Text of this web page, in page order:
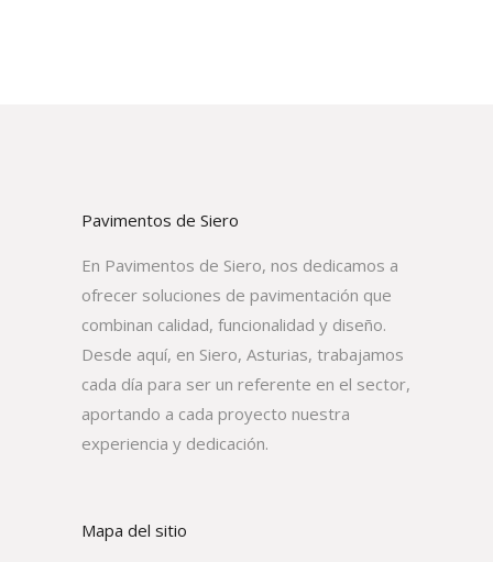
Pavimentos de Siero
En Pavimentos de Siero, nos dedicamos a
ofrecer soluciones de pavimentación que
combinan calidad, funcionalidad y diseño.
Desde aquí, en Siero, Asturias, trabajamos
cada día para ser un referente en el sector,
aportando a cada proyecto nuestra
experiencia y dedicación.
Mapa del sitio